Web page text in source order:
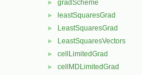
► gradScheme
► leastSquaresGrad
► LeastSquaresGrad
► LeastSquaresVectors
► cellLimitedGrad
► cellMDLimitedGrad